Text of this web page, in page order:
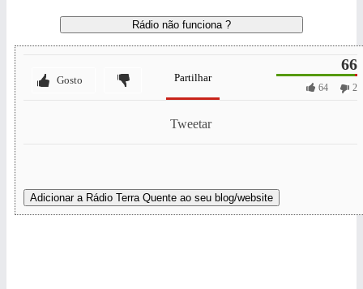
Rádio não funciona ?
Gosto Partilhar
66
2
64
Tweetar
Adicionar a Rádio Terra Quente ao seu blog/website